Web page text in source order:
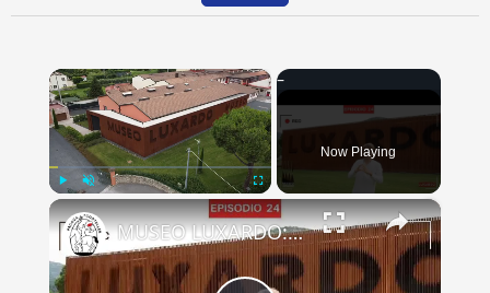
×
Fullscreen
Now Playing
×
MUSEO LUXARDO: Un Viaggio nel Tempo e nel Gusto